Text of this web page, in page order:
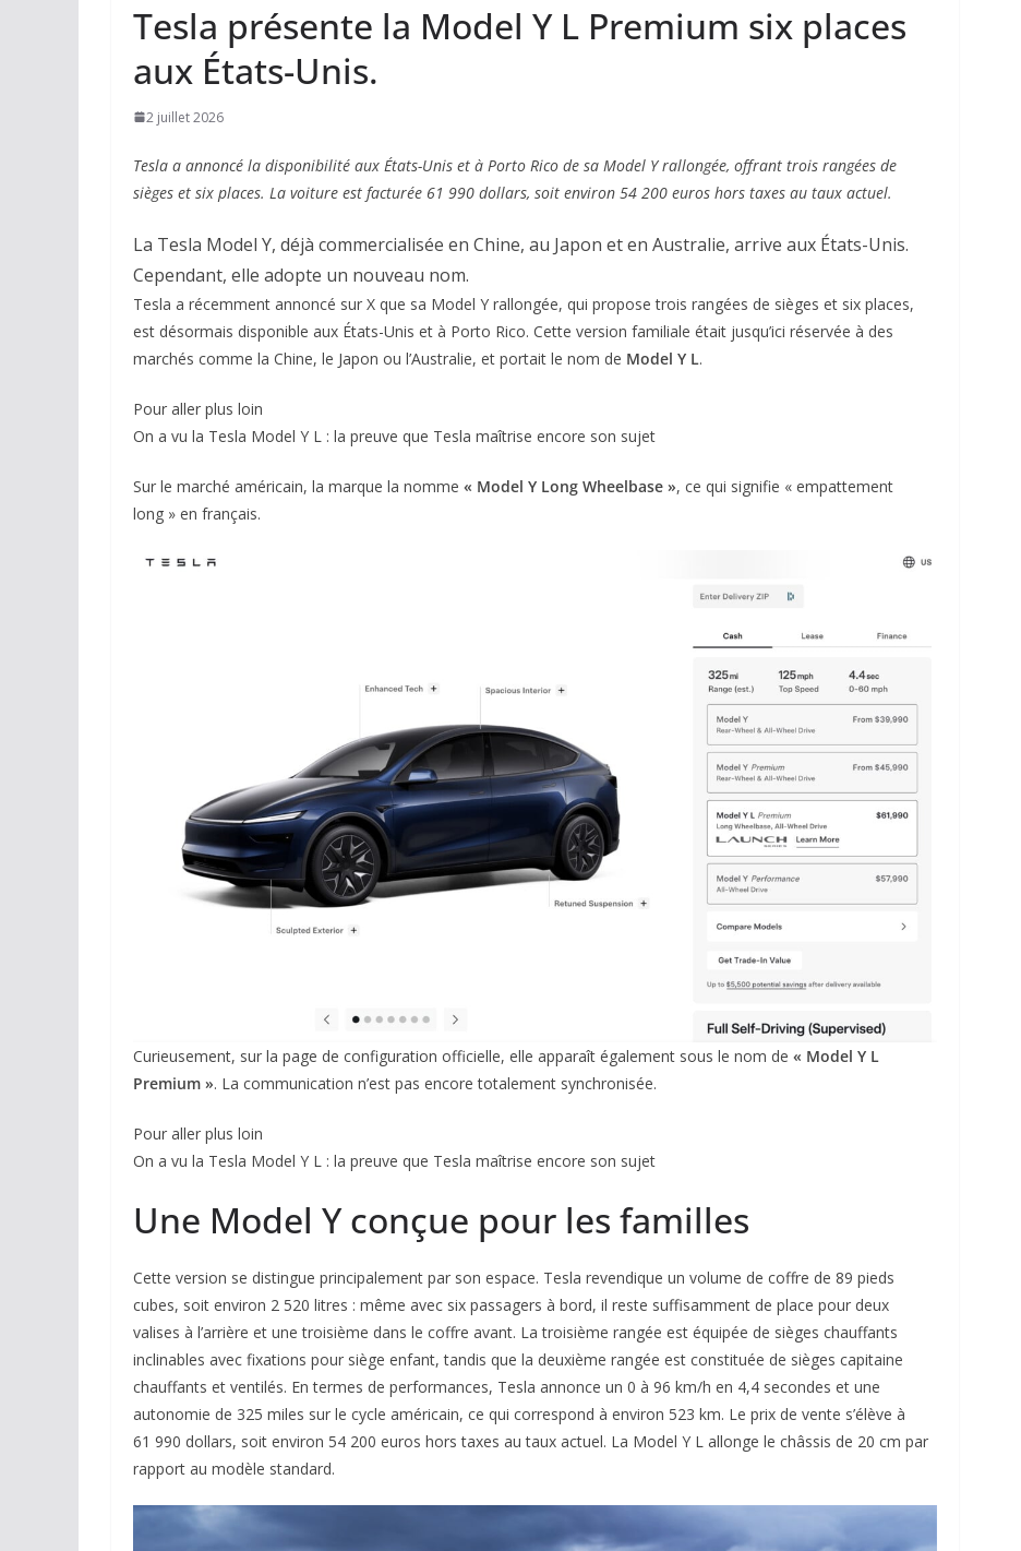
Tesla présente la Model Y L Premium six places
aux États-Unis.
2 juillet 2026
Tesla a annoncé la disponibilité aux États-Unis et à Porto Rico de sa Model Y rallongée, offrant trois rangées de
sièges et six places. La voiture est facturée 61 990 dollars, soit environ 54 200 euros hors taxes au taux actuel.
La Tesla Model Y, déjà commercialisée en Chine, au Japon et en Australie, arrive aux États-Unis.
Cependant, elle adopte un nouveau nom.
Tesla a récemment annoncé sur X que sa Model Y rallongée, qui propose trois rangées de sièges et six places,
est désormais disponible aux États-Unis et à Porto Rico. Cette version familiale était jusqu’ici réservée à des
marchés comme la Chine, le Japon ou l’Australie, et portait le nom de Model Y L.
Pour aller plus loin
On a vu la Tesla Model Y L : la preuve que Tesla maîtrise encore son sujet
Sur le marché américain, la marque la nomme « Model Y Long Wheelbase », ce qui signifie « empattement
long » en français.
Curieusement, sur la page de configuration officielle, elle apparaît également sous le nom de « Model Y L
Premium ». La communication n’est pas encore totalement synchronisée.
Pour aller plus loin
On a vu la Tesla Model Y L : la preuve que Tesla maîtrise encore son sujet
Une Model Y conçue pour les familles
Cette version se distingue principalement par son espace. Tesla revendique un volume de coffre de 89 pieds
cubes, soit environ 2 520 litres : même avec six passagers à bord, il reste suffisamment de place pour deux
valises à l’arrière et une troisième dans le coffre avant. La troisième rangée est équipée de sièges chauffants
inclinables avec fixations pour siège enfant, tandis que la deuxième rangée est constituée de sièges capitaine
chauffants et ventilés. En termes de performances, Tesla annonce un 0 à 96 km/h en 4,4 secondes et une
autonomie de 325 miles sur le cycle américain, ce qui correspond à environ 523 km. Le prix de vente s’élève à
61 990 dollars, soit environ 54 200 euros hors taxes au taux actuel. La Model Y L allonge le châssis de 20 cm par
rapport au modèle standard.